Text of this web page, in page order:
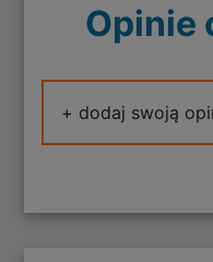
Opinie
+ dodaj swoją